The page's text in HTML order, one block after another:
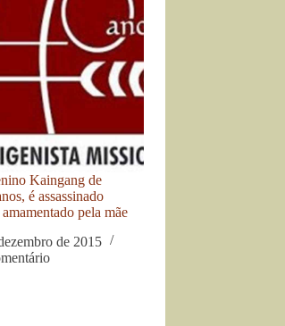
Kaingang de
é assassinado
pela mãe
de 2015